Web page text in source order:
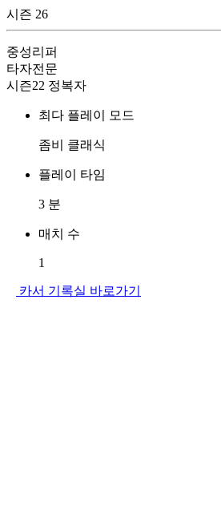
시즌 26
중성리퍼
타자전문
시즌22 정복자
최다 플레이 모드
좀비 클래식
플레이 타임
3 분
매치 수
1
카서 기록실 바로가기